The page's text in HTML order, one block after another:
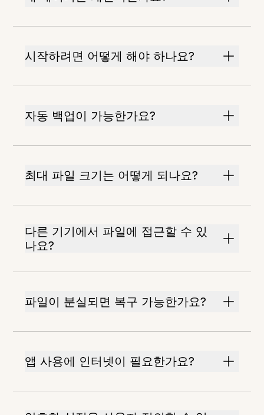
시작하려면 어떻게 해야 하나요?
자동 백업이 가능한가요?
최대 파일 크기는 어떻게 되나요?
다른 기기에서 파일에 접근할 수 있
나요?
파일이 분실되면 복구 가능한가요?
앱 사용에 인터넷이 필요한가요?